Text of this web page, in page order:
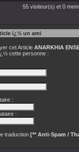
55 visiteur(s) et 0
ï¿½ un ami
cet Article ANARKHIA
cette personne :
:
:
traduction [** Anti-Spam /